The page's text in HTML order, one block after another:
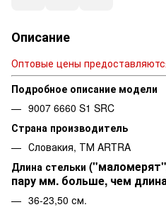
Описание
Оптовые цены
Подробное описание модели
9007 6660 S1 SRC
Страна производитель
Словакия, ТМ ARTRA
Длина стельки
пару мм. больше, чем
36-23,50 см.